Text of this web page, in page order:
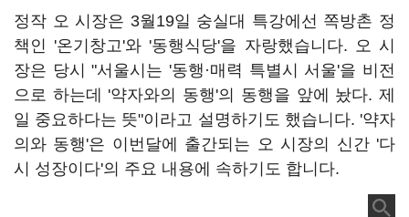
정작 오 시장은 3월19일 숭실대 특강에선 쪽방촌 정
책인 '온기창고'와 '동행식당'을 자랑했습니다. 오 시
장은 당시 "서울시는 '동행·매력 특별시 서울'을 비전
으로 하는데 '약자와의 동행'의 동행을 앞에 놨다. 제
일 중요하다는 뜻"이라고 설명하기도 했습니다. '약자
의와 동행'은 이번달에 출간되는 오 시장의 신간 '다
시 성장이다'의 주요 내용에 속하기도 합니다.